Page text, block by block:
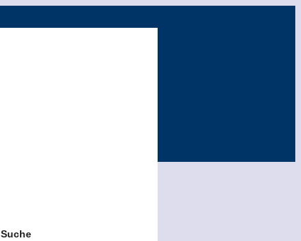
Suche